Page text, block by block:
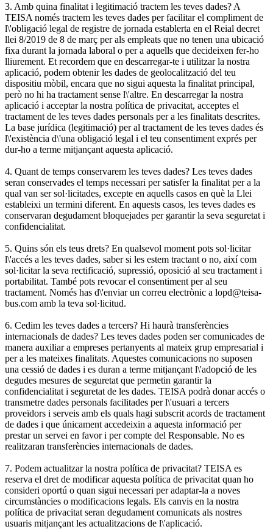
3. Amb quina finalitat i legitimació tractem les teves dades? A
TEISA només tractem les teves dades per facilitar el compliment de
l\'obligació legal de registre de jornada establerta en el Reial decret
llei 8/2019 de 8 de març per als empleats que no tenen una ubicació
fixa durant la jornada laboral o per a aquells que decideixen fer-ho
lliurement. Et recordem que en descarregar-te i utilitzar la nostra
aplicació, podem obtenir les dades de geolocalització del teu
dispositiu mòbil, encara que no sigui aquesta la finalitat principal,
però no hi ha tractament sense l\'altre. En descarregar la nostra
aplicació i acceptar la nostra política de privacitat, acceptes el
tractament de les teves dades personals per a les finalitats descrites.
La base jurídica (legitimació) per al tractament de les teves dades és
l\'existència d\'una obligació legal i el teu consentiment exprés per
dur-ho a terme mitjançant aquesta aplicació.
4. Quant de temps conservarem les teves dades? Les teves dades
seran conservades el temps necessari per satisfer la finalitat per a la
qual van ser sol·licitades, excepte en aquells casos en què la Llei
estableixi un termini diferent. En aquests casos, les teves dades es
conservaran degudament bloquejades per garantir la seva seguretat i
confidencialitat.
5. Quins són els teus drets? En qualsevol moment pots sol·licitar
l\'accés a les teves dades, saber si les estem tractant o no, així com
sol·licitar la seva rectificació, supressió, oposició al seu tractament i
portabilitat. També pots revocar el consentiment per al seu
tractament. Només has d\'enviar un correu electrònic a lopd@teisa-
bus.com amb la teva sol·licitud.
6. Cedim les teves dades a tercers? Hi haurà transferències
internacionals de dades? Les teves dades poden ser comunicades de
manera auxiliar a empreses pertanyents al mateix grup empresarial i
per a les mateixes finalitats. Aquestes comunicacions no suposen
una cessió de dades i es duran a terme mitjançant l\'adopció de les
degudes mesures de seguretat que permetin garantir la
confidencialitat i seguretat de les dades. TEISA podrà donar accés o
transmetre dades personals facilitades per l\'usuari a tercers
proveïdors i serveis amb els quals hagi subscrit acords de tractament
de dades i que únicament accedeixin a aquesta informació per
prestar un servei en favor i per compte del Responsable. No es
realitzaran transferències internacionals de dades.
7. Podem actualitzar la nostra política de privacitat? TEISA es
reserva el dret de modificar aquesta política de privacitat quan ho
consideri oportú o quan sigui necessari per adaptar-la a noves
circumstàncies o modificacions legals. Els canvis en la nostra
política de privacitat seran degudament comunicats als nostres
usuaris mitjançant les actualitzacions de l\'aplicació.